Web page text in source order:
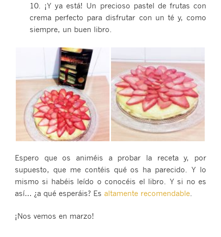
10. ¡Y ya está! Un precioso pastel de frutas con
crema perfecto para disfrutar con un té y, como
siempre, un buen libro.
Espero que os animéis a probar la receta y, por
supuesto, que me contéis qué os ha parecido. Y lo
mismo si habéis leído o conocéis el libro. Y si no es
así… ¿a qué esperáis? Es altamente recomendable
¡Nos vemos en marzo!